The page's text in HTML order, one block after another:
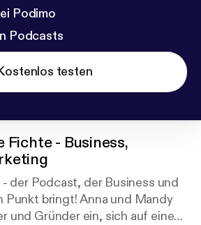
Podimo
Podcasts
testen
Fichte - Business,
der Podcast, der Business und
Punkt bringt! Anna und Mandy
und Gründer ein, sich auf eine